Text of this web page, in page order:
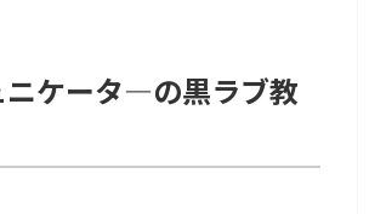
ニケータ―の黒ラブ教